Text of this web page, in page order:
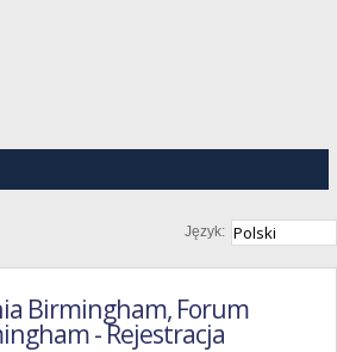
Język:
Birmingham, Forum
- Rejestracja